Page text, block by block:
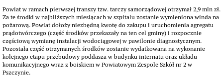
Powiat w ramach pierwszej transzy tzw. tarczy samorządowej otrzymał 2,9 mln zł.
Za te środki w najbliższych miesiącach w szpitalu zostanie wymieniona winda na
pożarową. Powiat dołoży niezbędną kwotę do zakupu i uruchomienia agregatu
prądotwórczego (część środków przekazały na ten cel gminy) i rozpocznie
częściową wymianę instalacji wodociągowej w pawilonie diagnostycznym.
Pozostała część otrzymanych środków zostanie wydatkowana na wykonanie
kolejnego etapu przebudowy poddasza w budynku internatu oraz układu
komunikacyjnego wraz z boiskiem w Powiatowym Zespole Szkół nr 2 w
Pszczynie.